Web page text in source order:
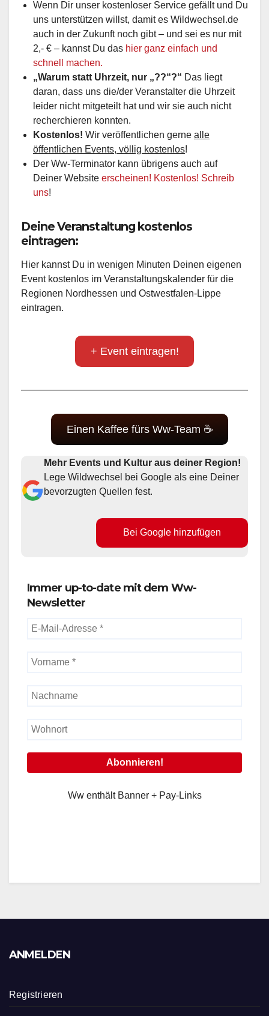
Wenn Dir unser kostenloser Service gefällt und Du
uns unterstützen willst, damit es Wildwechsel.de
auch in der Zukunft noch gibt – und sei es nur mit
2,- € – kannst Du das hier ganz einfach und
schnell machen.
„Warum statt Uhrzeit, nur „??“?“ Das liegt
daran, dass uns die/der Veranstalter die Uhrzeit
leider nicht mitgeteilt hat und wir sie auch nicht
recherchieren konnten.
Kostenlos! Wir veröffentlichen gerne alle
öffentlichen Events, völlig kostenlos!
Der Ww-Terminator kann übrigens auch auf
Deiner Website erscheinen! Kostenlos! Schreib
uns!
Deine Veranstaltung kostenlos
eintragen:
Hier kannst Du in wenigen Minuten Deinen eigenen
Event kostenlos im Veranstaltungskalender für die
Regionen Nordhessen und Ostwestfalen-Lippe
eintragen.
+ Event eintragen!
Einen Kaffee fürs Ww-Team ☕
Mehr Events und Kultur aus deiner Region!
Lege Wildwechsel bei Google als eine Deiner
bevorzugten Quellen fest.
Bei Google hinzufügen
Immer up-to-date mit dem Ww-
Newsletter
Ww enthält Banner + Pay-Links
ANMELDEN
Registrieren